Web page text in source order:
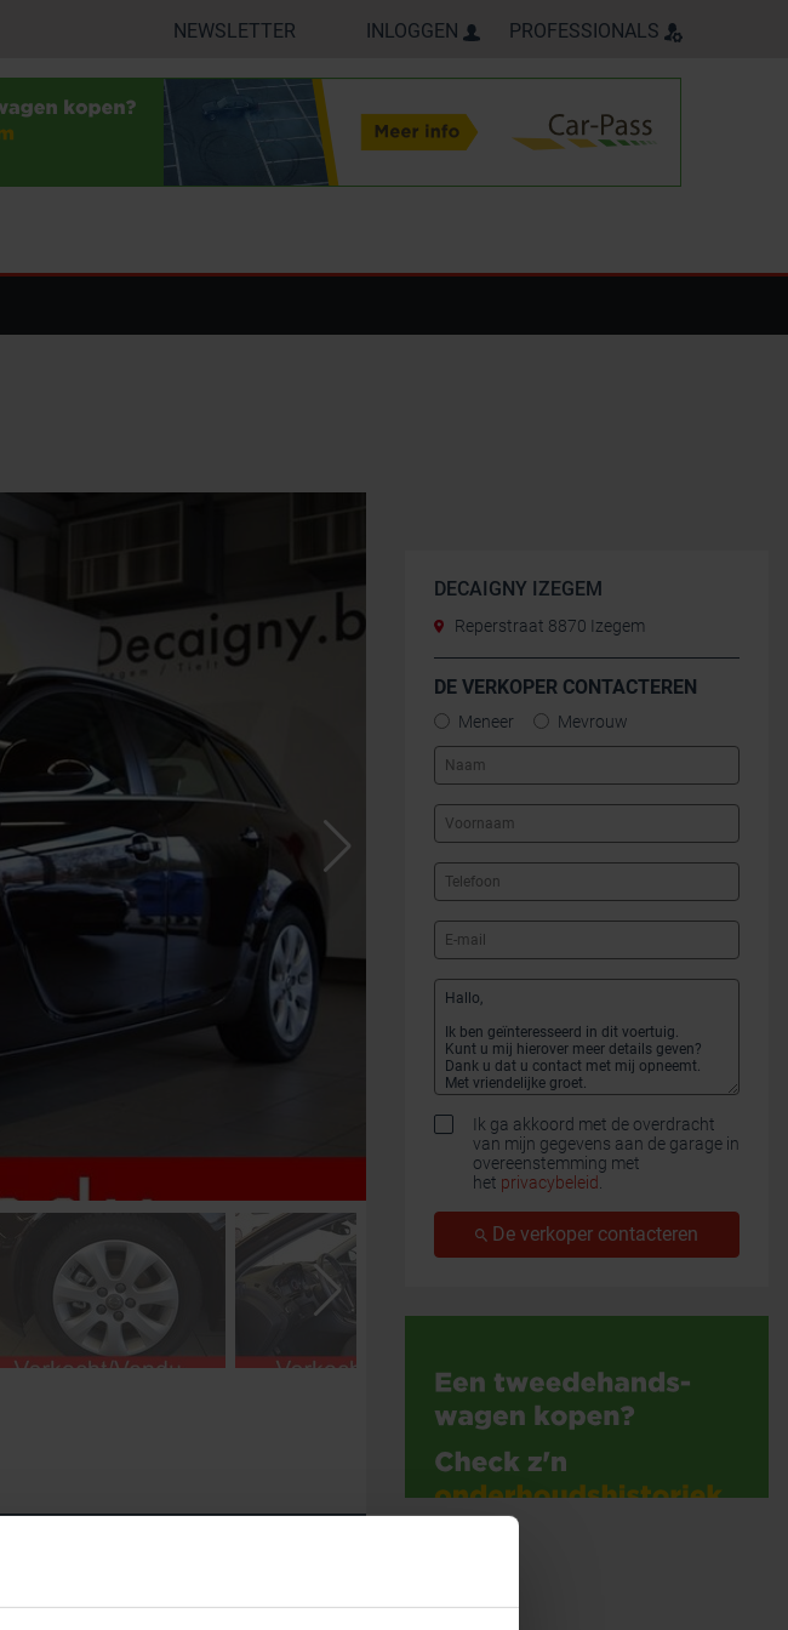
NEWSLETTER INLOGGEN PROFESSIONALS
DECAIGNY IZEGEM
Reperstraat 8870 Izegem
DE VERKOPER CONTACTEREN
Meneer Mevrouw
Ik ga akkoord met de overdracht
van mijn gegevens aan de garage in
overeenstemming met
het privacybeleid
De verkoper contacteren